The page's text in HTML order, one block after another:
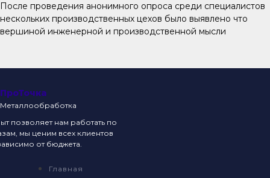
После проведения анонимного опроса среди специалистов
нескольких производственных цехов было выявлено что
вершиной инженерной и производственной мысли
ПроТочка
Металлообработка
позволяет нам работать по
мы ценим всех клиентов
от бюджета.
Главная